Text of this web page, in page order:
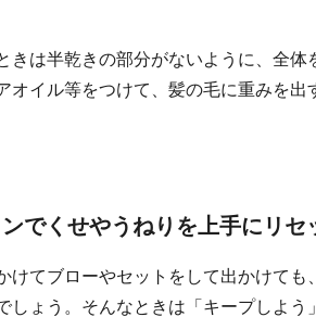
きは半乾きの部分がないように、全
オイル等をつけて、髪の毛に重みを
でくせやうねりを上手にリセ
けてブローやセットをして出かけて
しょう。そんなときは「キープしよ